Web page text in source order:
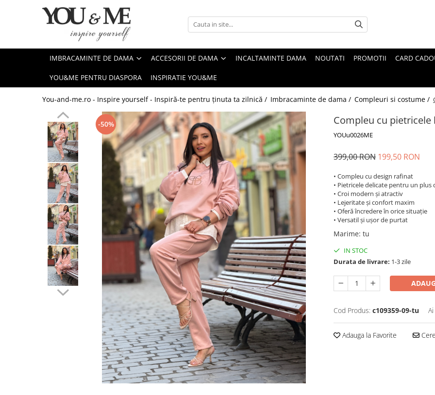
Imbracaminte de dama
Geci si jachete
Rochii de zi
Rochii de eveniment
Compleuri si costume
Tricouri si topuri
Costume de baie
Accesorii de dama
Coliere si brose
IMBRACAMINTE DE DAMA ACCESORII DE DAMA INCALTAMINTE DAMA NOUTATI PROMOTII CARD
YOU&ME PENTRU DIASPORA INSPIRATIE YOU&ME
You-and-me.ro - Inspire yourself - Inspiră-te pentru ținuta ta zilnică / Imbracaminte de dama / Compleuri si costume /
Compleu cu pietricele
YOUu0026ME
-50%
399,00 RON 199,50 RON
• Compleu cu design rafinat
• Pietricele delicate pentru un plus
• Croi modern și atractiv
• Lejeritate și confort maxim
• Oferă încredere în orice situație
• Versatil și ușor de purtat
Marime: tu
IN STOC
Durata de livrare: 1-3 zile
Cod Produs: c109359-09-tu
Adauga la Favorite